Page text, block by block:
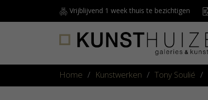
Vrijblijvend 1 week thuis te bezichtigen
Home / Kunstwerken / Tony Soulié /